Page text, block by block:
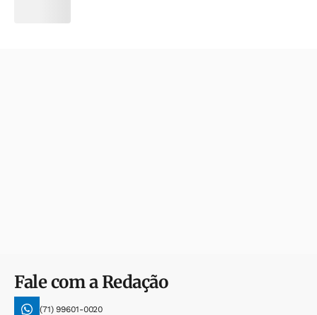
Fale com a Redação
(71) 99601-0020